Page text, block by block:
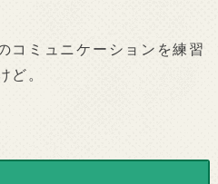
コミュニケーションを練習
ど。